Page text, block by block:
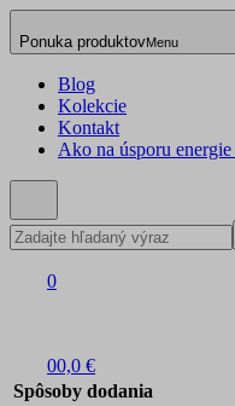
Ponuka produktovMenu
Blog
Kolekcie
Kontakt
Ako na úsporu energie
0
00,0 €
Spôsoby dodania